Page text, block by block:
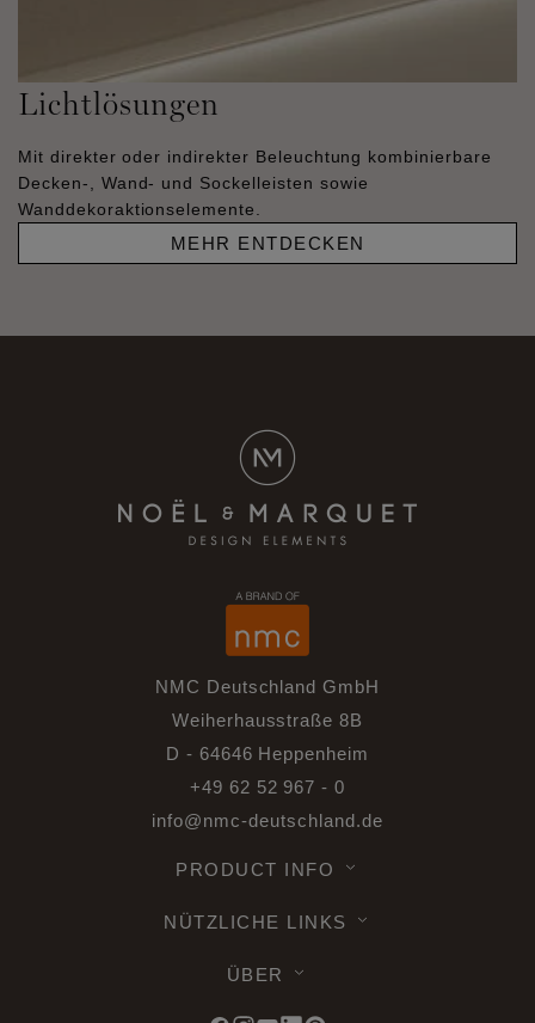
Lichtlösungen
Mit direkter oder indirekter Beleuchtung kombinierbare
Decken-, Wand- und Sockelleisten sowie
Wanddekoraktionselemente.
MEHR ENTDECKEN
NMC Deutschland GmbH
Weiherhausstraße 8B
D - 64646 Heppenheim
+49 62 52 967 - 0
info@nmc-deutschland.de
PRODUCT INFO
NÜTZLICHE LINKS
ÜBER